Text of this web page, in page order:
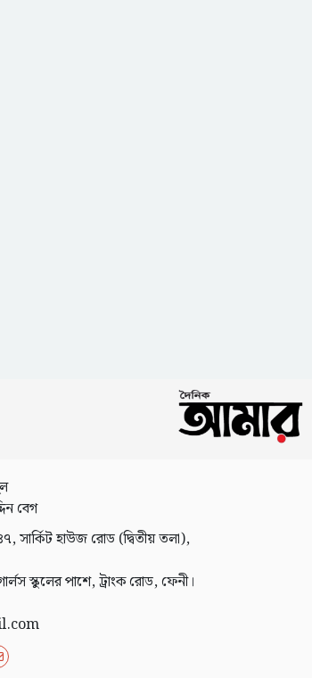
বেগ
সার্কিট হাউজ রোড (দ্বিতীয় তলা),
স্কুলের পাশে, ট্রাংক রোড, ফেনী।